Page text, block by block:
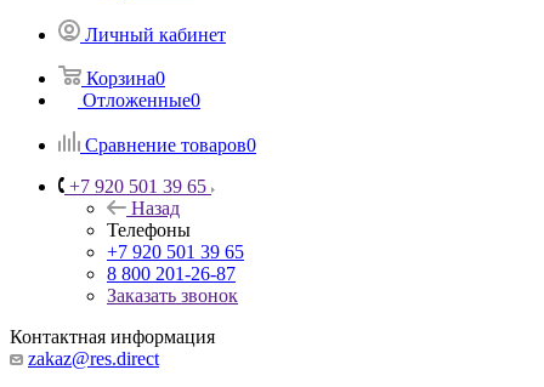
Личный кабинет
Корзина0
Отложенные0
Сравнение товаров0
+7 920 501 39 65
Назад
Телефоны
+7 920 501 39 65
8 800 201-26-87
Заказать звонок
Контактная информация
zakaz@res.direct